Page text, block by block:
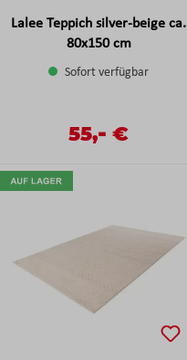
Lalee Teppich silver-beige ca.
80x150 cm
Sofort verfügbar
Regulärer Preis:
Verkaufspreis:
55,- €